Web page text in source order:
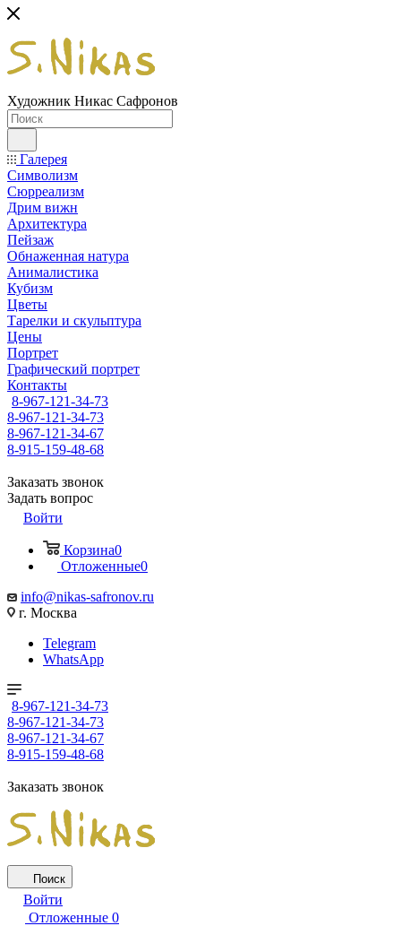
Художник Никас Сафронов
Галерея
Символизм
Сюрреализм
Дрим вижн
Архитектура
Пейзаж
Обнаженная натура
Анималистика
Кубизм
Цветы
Тарелки и скульптура
Цены
Портрет
Графический портрет
Контакты
8-967-121-34-73
8-967-121-34-73
8-967-121-34-67
8-915-159-48-68
Заказать звонок
Задать вопрос
Войти
Корзина0
Отложенные0
info@nikas-safronov.ru
г. Москва
Telegram
WhatsApp
8-967-121-34-73
8-967-121-34-73
8-967-121-34-67
8-915-159-48-68
Заказать звонок
Поиск
Войти
Отложенные 0